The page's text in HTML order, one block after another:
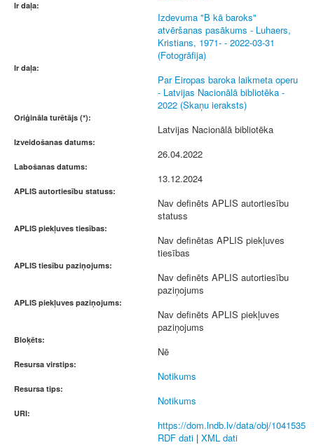
Ir daļa:
Izdevuma "B kā baroks"
atvēršanas pasākums - Luhaers,
Kristians, 1971- - 2022-03-31
(Fotogrāfija)
Ir daļa:
Par Eiropas baroka laikmeta operu
- Latvijas Nacionālā bibliotēka -
2022 (Skaņu ieraksts)
Oriģināla turētājs (*):
Latvijas Nacionālā bibliotēka
Izveidošanas datums:
26.04.2022
Labošanas datums:
13.12.2024
APLIS autortiesību statuss:
Nav definēts APLIS autortiesību
statuss
APLIS piekļuves tiesības:
Nav definētas APLIS piekļuves
tiesības
APLIS tiesību paziņojums:
Nav definēts APLIS autortiesību
paziņojums
APLIS piekļuves paziņojums:
Nav definēts APLIS piekļuves
paziņojums
Bloķēts:
Nē
Resursa virstips:
Notikums
Resursa tips:
Notikums
URI:
https://dom.lndb.lv/data/obj/1041535
RDF dati | XML dati